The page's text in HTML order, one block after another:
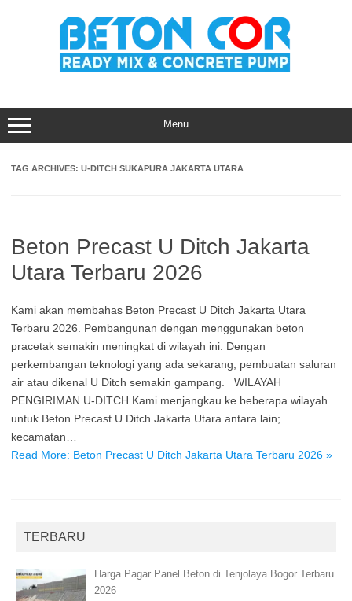
Menu
TAG ARCHIVES: U-DITCH SUKAPURA JAKARTA UTARA
Beton Precast U Ditch Jakarta
Utara Terbaru 2026
Kami akan membahas Beton Precast U Ditch Jakarta Utara
Terbaru 2026. Pembangunan dengan menggunakan beton
pracetak semakin meningkat di wilayah ini. Dengan
perkembangan teknologi yang ada sekarang, pembuatan saluran
air atau dikenal U Ditch semakin gampang. WILAYAH
PENGIRIMAN U-DITCH Kami menjangkau ke beberapa wilayah
untuk Beton Precast U Ditch Jakarta Utara antara lain;
kecamatan…
Read More: Beton Precast U Ditch Jakarta Utara Terbaru 2026 »
TERBARU
Harga Pagar Panel Beton di Tenjolaya Bogor Terbaru
2026